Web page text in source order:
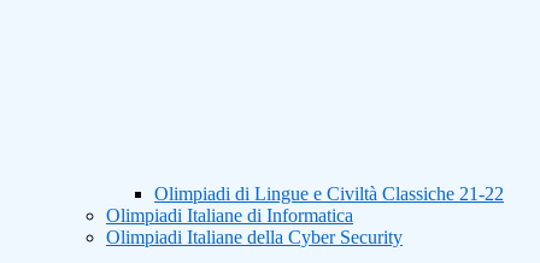
Olimpiadi di Lingue e Civiltà Classiche 21-22
Olimpiadi Italiane di Informatica
Olimpiadi Italiane della Cyber Security